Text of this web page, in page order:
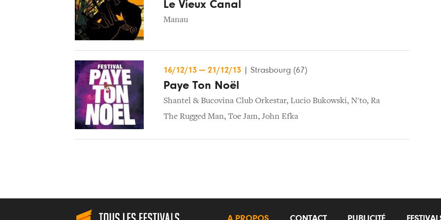
Le Vieux Canal
Manau
16/12/13 — 21/12/13 Strasbourg (67)
Paye Ton Noël
Shantel & Bucovina Club Orkestar, Lucio Bukowski, N'to, Ra
The Rugged Man, Toe Jam, John Efka